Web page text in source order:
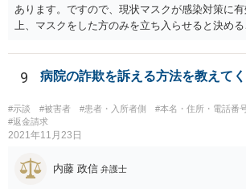
あります。ですので、現状マスクが感染対策に
上、マスクをした方のみを立ち入らせると決め
など公益的な側面のある業種ですと、公衆浴場
られた理由以外での利用拒否は禁止されていま
ては慰謝料の請求は認められないと考えられます
9 病院の詐欺を訴える方法を教えてく
#示談 #被害者 #患者・入所者側 #本名・住所・電話番
#返金請求
2021年11月23日
内藤 政信 弁護士